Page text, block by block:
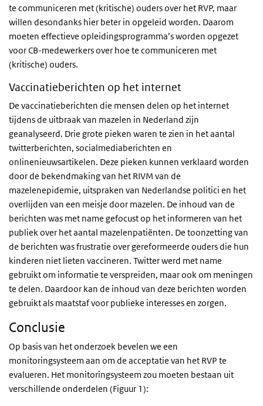
te communiceren met (kritische) ouders over het RVP, maar
willen desondanks hier beter in opgeleid worden. Daarom
moeten effectieve opleidingsprogramma’s worden opgezet
voor CB-medewerkers over hoe te communiceren met
(kritische) ouders.
Vaccinatieberichten op het internet
De vaccinatieberichten die mensen delen op het internet
tijdens de uitbraak van mazelen in Nederland zijn
geanalyseerd. Drie grote pieken waren te zien in het aantal
twitterberichten, socialmediaberichten en
onlinenieuwsartikelen. Deze pieken kunnen verklaard worden
door de bekendmaking van het RIVM van de
mazelenepidemie, uitspraken van Nederlandse politici en het
overlijden van een meisje door mazelen. De inhoud van de
berichten was met name gefocust op het informeren van het
publiek over het aantal mazelenpatiënten. De toonzetting van
de berichten was frustratie over gereformeerde ouders die hun
kinderen niet lieten vaccineren. Twitter werd met name
gebruikt om informatie te verspreiden, maar ook om meningen
te delen. Daardoor kan de inhoud van deze berichten worden
gebruikt als maatstaf voor publieke interesses en zorgen.
Conclusie
Op basis van het onderzoek bevelen we een
monitoringsysteem aan om de acceptatie van het RVP te
evalueren. Het monitoringsysteem zou moeten bestaan uit
verschillende onderdelen (Figuur 1):